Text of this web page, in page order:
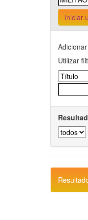
Iniciar
Utilizar